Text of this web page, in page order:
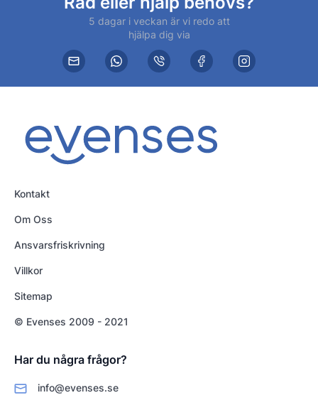
5 dagar i veckan är vi redo att
hjälpa dig via
Kontakt
Om Oss
Ansvarsfriskrivning
Villkor
Sitemap
© Evenses 2009 - 2021
Har du några frågor?
info@evenses.se